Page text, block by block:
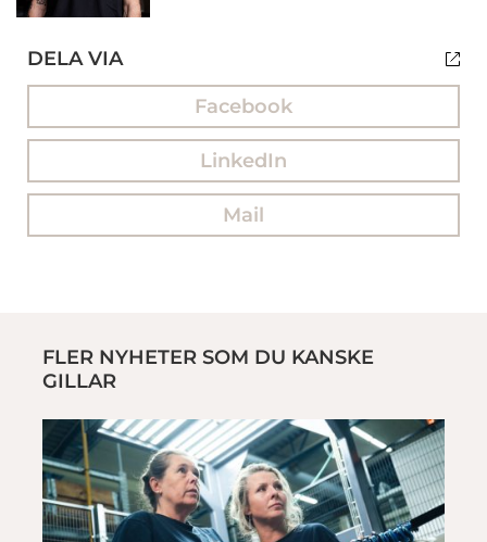
DELA VIA
Facebook
LinkedIn
Mail
FLER NYHETER SOM DU KANSKE
GILLAR